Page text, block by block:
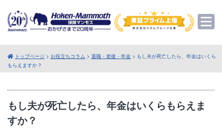
トップページ > お役立ちコラム > 退職・老後・年金 > もし夫が死亡したら、年金はいくら
もらえますか？
もし夫が死亡したら、年金はいくらもらえま
すか？